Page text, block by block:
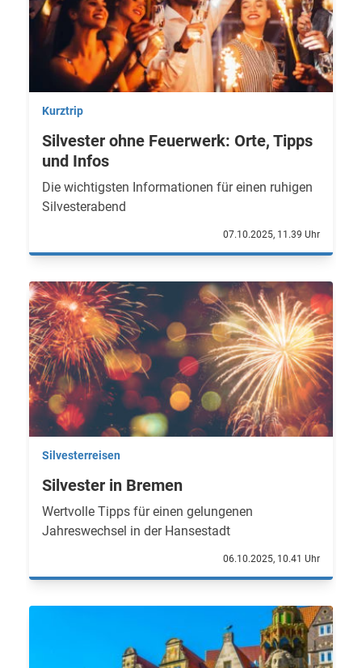
Kurztrip
Silvester ohne Feuerwerk: Orte, Tipps
und Infos
Die wichtigsten Informationen für einen ruhigen
Silvesterabend
07.10.2025, 11.39 Uhr
Silvesterreisen
Silvester in Bremen
Wertvolle Tipps für einen gelungenen
Jahreswechsel in der Hansestadt
06.10.2025, 10.41 Uhr